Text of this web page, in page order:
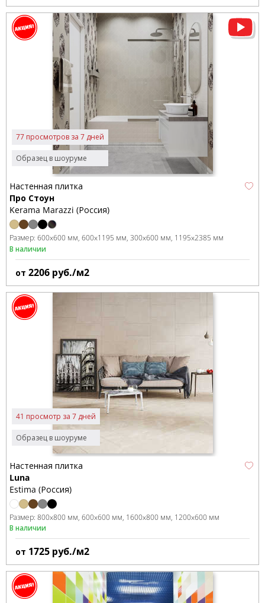
Образец в шоуруме
77 просмотров за 7 дней
Настенная плитка
Про Стоун
Kerama Marazzi (Россия)
Размер: 600x600 мм 600x1195 мм 300x600 мм 1195x2385 мм
В наличии
от 2206 руб./м2
Образец в шоуруме
41 просмотр за 7 дней
Настенная плитка
Luna
Estima (Россия)
Размер: 800x800 мм 600x600 мм 1600x800 мм 1200x600 мм
В наличии
от 1725 руб./м2